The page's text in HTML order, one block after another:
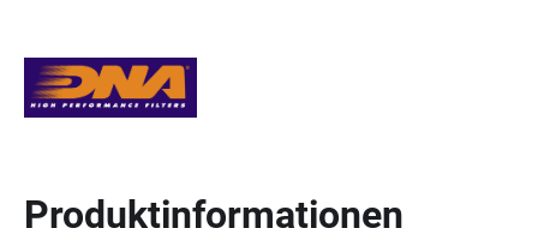
Produktinformationen